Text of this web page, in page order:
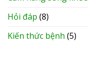
Hỏi đáp (8)
Kiến thức bệnh (5)